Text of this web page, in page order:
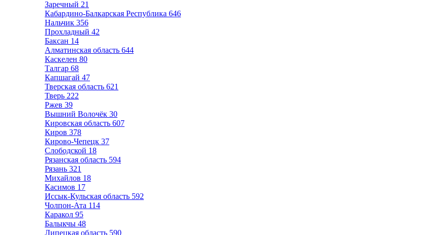
Заречный 21
Кабардино-Балкарская Республика 646
Нальчик 356
Прохладный 42
Баксан 14
Алматинская область 644
Каскелен 80
Талгар 68
Капшагай 47
Тверская область 621
Тверь 222
Ржев 39
Вышний Волочёк 30
Кировская область 607
Киров 378
Кирово-Чепецк 37
Слободской 18
Рязанская область 594
Рязань 321
Михайлов 18
Касимов 17
Иссык-Кульская область 592
Чолпон-Ата 114
Каракол 95
Балыкчы 48
Липецкая область 590